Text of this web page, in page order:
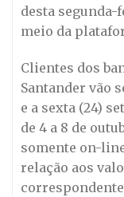
desta segunda-
meio da
Clientes dos
Santander vão
e a sexta (24)
de 4 a 8 de
somente on-
relação aos